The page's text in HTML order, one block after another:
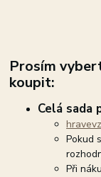
Prosím
koupit:
Celá sada
Pokud
Při